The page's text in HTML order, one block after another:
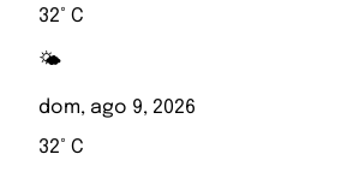
32° C
🌤️
dom, ago 9, 2026
32° C